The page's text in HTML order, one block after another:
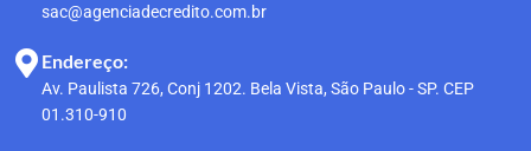
sac@agenciadecredito.com.br
Endereço:
Av. Paulista 726, Conj 1202. Bela Vista, São Paulo - SP. CEP
01.310-910